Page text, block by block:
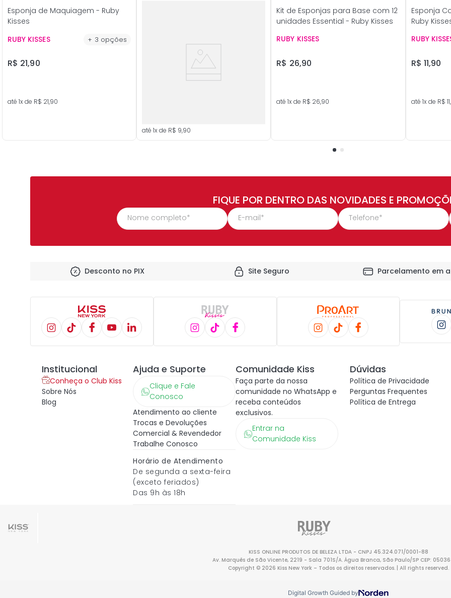
Esponja de Maquiagem - Ruby
Kisses
RUBY KISSES
+ 3 opções
R$ 21,90
até 1x de R$ 21,90
até1x de R$ 9,90
Kit de Esponjas para Base com 12
unidades Essential - Ruby Kisses
RUBY KISSES
R$ 26,90
até1x de R$ 26,90
Esponja
Ruby
RUBY
R$ 11,90
até 1x de R$ 11,
FIQUE POR DENTRO DAS NOVIDADES E
Desconto no PIX Site Seguro Parcelamento em
Institucional
Conheça o Club Kiss
Sobre Nós
Blog
Ajuda e Suporte
Clique e Fale
Conosco
Atendimento ao cliente
Trocas e Devoluções
Comercial & Revendedor
Trabalhe Conosco
Horário de Atendimento
De segunda a sexta-feira
(exceto feriados)
Das 9h às 18h
Comunidade Kiss
Faça parte da nossa
comunidade no WhatsApp e
receba conteúdos
exclusivos.
Entrar na
Comunidade Kiss
Dúvidas
Política de Privacidade
Perguntas Frequentes
Política de Entrega
KISS ONLINE PRODUTOS DE BELEZA LTDA - CNPJ 45.324.071/0001-88
Av. Marquês de São Vicente, 2219 - Sala 701S/A. Água Branca, São Paulo/SP CEP:
Copyright © 2026 Kiss New York – Todos os direitos reservados. | All rights reserved.
Digital Growth Guided by